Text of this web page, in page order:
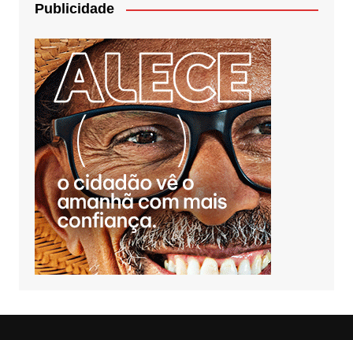
Publicidade